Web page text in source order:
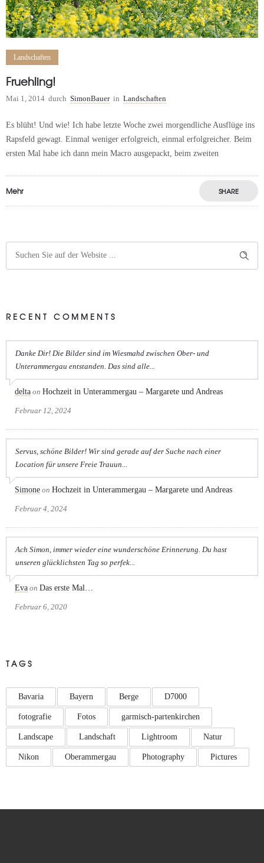
Landschaften
Fruehling!
Mai 1, 2014 durch SimonBauer in Landschaften
Es blüht! Und wie! Ich habe letzte Woche zwei morgendliche Ausflüge ins
Rapsfeld gewagt. Einmal weniger erfolgreich, einmal erfolgreicher. Beim
ersten Mal habe ich dann mein Macro ausgepackt, beim zweiten
Mehr SHARE
RECENT COMMENTS
Danke Dir! Die Bilder sind im Wiesmahd zwischen Ober- und
Unterammergau entstanden. Das sind alle...
delta on Hochzeit in Unterammergau – Margarete und Andreas
Februar 12, 2024
Servus, schöne Bilder! Wir sind gerade auf der Suche nach einer
Location für unsere Freie Trauun...
Simone on Hochzeit in Unterammergau – Margarete und Andreas
Februar 4, 2024
Ach Simon, immer wieder eine wunderschöne Erinnerung. Du hast
unseren glücklichsten Tag so perfek...
Eva on Das erste Mal…
Februar 6, 2020
TAGS
Bavaria Bayern Berge D7000
fotografie Fotos garmisch-partenkirchen
Landscape Landschaft Lightroom Natur
Nikon Oberammergau Photography Pictures